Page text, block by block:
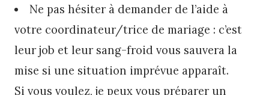
Ne pas hésiter à demander de l’aide à
votre coordinateur/trice de mariage : c’est
leur job et leur sang-froid vous sauvera la
mise si une situation imprévue apparaît.
Si vous voulez, je peux vous préparer un